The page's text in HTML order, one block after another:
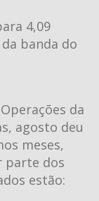
4,09
banda do
da
agosto deu
meses,
parte dos
estão: